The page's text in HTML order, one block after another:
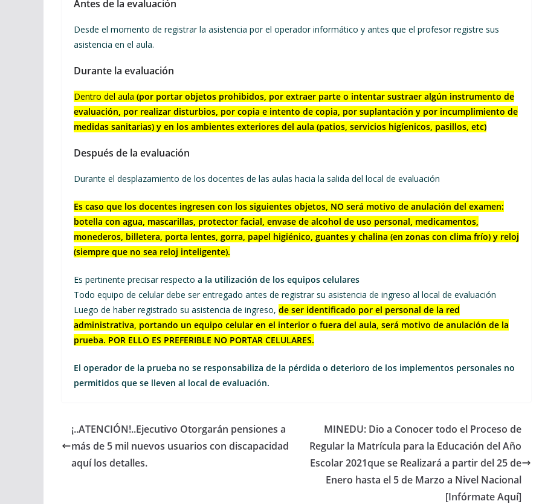
Antes de la evaluación
Desde el momento de registrar la asistencia por el operador informático y antes que el profesor registre sus
asistencia en el aula.
Durante la evaluación
Dentro del aula (por portar objetos prohibidos, por extraer parte o intentar sustraer algún instrumento de
evaluación, por realizar disturbios, por copia e intento de copia, por suplantación y por incumplimiento de
medidas sanitarias) y en los ambientes exteriores del aula (patios, servicios higíenicos, pasillos, etc)
Después de la evaluación
Durante el desplazamiento de los docentes de las aulas hacia la salida del local de evaluación
Es caso que los docentes ingresen con los siguientes objetos, NO será motivo de anulación del examen:
botella con agua, mascarillas, protector facial, envase de alcohol de uso personal, medicamentos,
monederos, billetera, porta lentes, gorra, papel higiénico, guantes y chalina (en zonas con clima frío) y reloj
(siempre que no sea reloj inteligente).
Es pertinente precisar respecto a la utilización de los equipos celulares
Todo equipo de celular debe ser entregado antes de registrar su asistencia de ingreso al local de evaluación
Luego de haber registrado su asistencia de ingreso, de ser identificado por el personal de la red
administrativa, portando un equipo celular en el interior o fuera del aula, será motivo de anulación de la
prueba. POR ELLO ES PREFERIBLE NO PORTAR CELULARES.
El operador de la prueba no se responsabiliza de la pérdida o deterioro de los implementos personales no
permitidos que se lleven al local de evaluación.
¡..ATENCIÓN!..Ejecutivo Otorgarán pensiones a
más de 5 mil nuevos usuarios con discapacidad
aquí los detalles.
MINEDU: Dio a Conocer todo el Proceso de
Regular la Matrícula para la Educación del Año
Escolar 2021que se Realizará a partir del 25 de
Enero hasta el 5 de Marzo a Nivel Nacional
[Infórmate Aquí]